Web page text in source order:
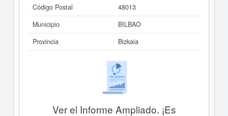
Código Postal
48013
Municipio
BILBAO
Provincia
Bizkaia
Ver el Informe Ampliado. ¡Es